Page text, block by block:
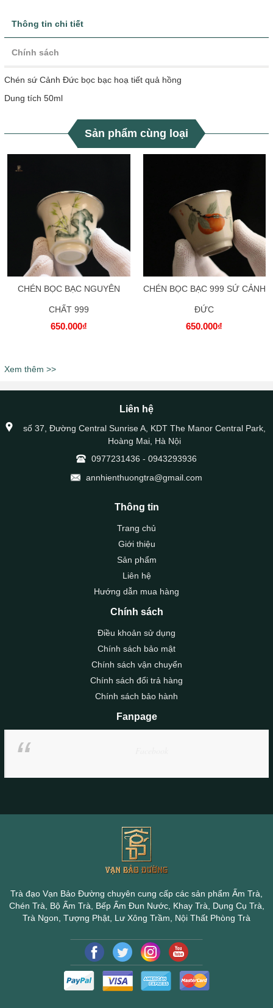
Thông tin chi tiết
Chính sách
Chén sứ Cảnh Đức bọc bạc hoạ tiết quả hồng
Dung tích 50ml
Sản phẩm cùng loại
CHÉN BỌC BẠC NGUYÊN
CHẤT 999
650.000₫
CHÉN BỌC BẠC 999 SỨ CẢNH
ĐỨC
650.000₫
Xem thêm >>
Liên hệ
số 37, Đường Central Sunrise A, KDT The Manor Central Park,
Hoàng Mai, Hà Nội
0977231436 - 0943293936
annhienthuongtra@gmail.com
Thông tin
Trang chủ
Giới thiệu
Sản phẩm
Liên hệ
Hướng dẫn mua hàng
Chính sách
Điều khoản sử dụng
Chính sách bảo mật
Chính sách vận chuyển
Chính sách đổi trả hàng
Chính sách bảo hành
Fanpage
Trà đạo Vạn Bảo Đường chuyên cung cấp các sản phẩm Ấm Trà,
Chén Trà, Bộ Ấm Trà, Bếp Ấm Đun Nước, Khay Trà, Dụng Cụ Trà,
Trà Ngon, Tượng Phật, Lư Xông Trầm, Nội Thất Phòng Trà